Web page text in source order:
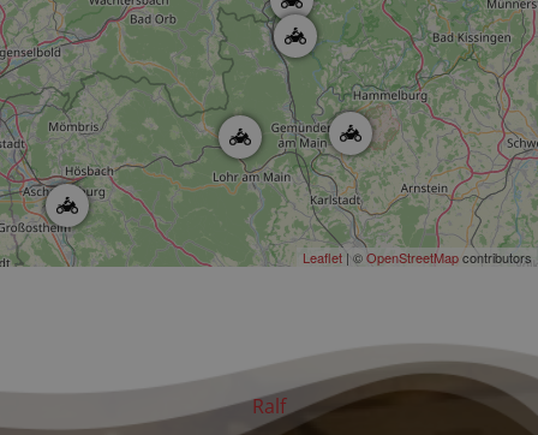
Leaflet | ©OpenStreetMapcontributors
Ralf